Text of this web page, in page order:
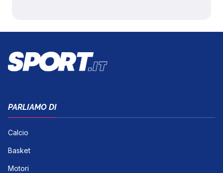
PARLIAMO DI
Calcio
Basket
Motori